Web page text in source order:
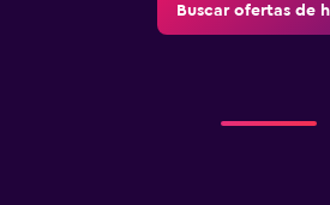
Buscar ofertas de